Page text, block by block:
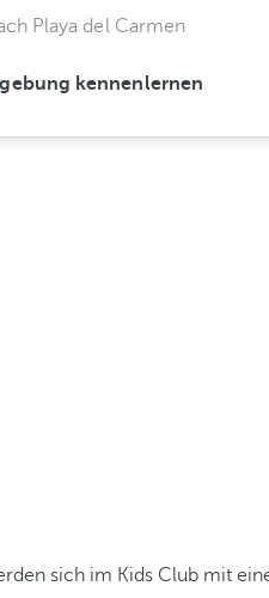
Playa del Carmen
kennenlernen
sich im Kids Club mit